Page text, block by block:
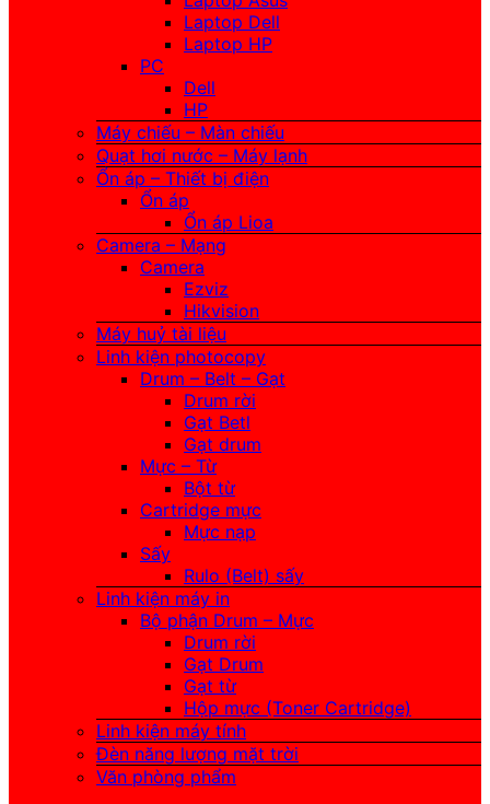
Laptop Dell
Laptop HP
PC
Dell
HP
Máy chiếu – Màn chiếu
Quạt hơi nước – Máy lạnh
Ổn áp – Thiết bị điện
Ổn áp
Ổn áp Lioa
Camera – Mạng
Camera
Ezviz
Hikvision
Máy huỷ tài liệu
Linh kiện photocopy
Drum – Belt – Gạt
Drum rời
Gạt Betl
Gạt drum
Mực – Từ
Bột từ
Cartridge mực
Mực nạp
Sấy
Rulo (Belt) sấy
Linh kiện máy in
Bộ phận Drum – Mực
Drum rời
Gạt Drum
Gạt từ
Hộp mực (Toner Cartridge)
Linh kiện máy tính
Đèn năng lượng mặt trời
Văn phòng phẩm